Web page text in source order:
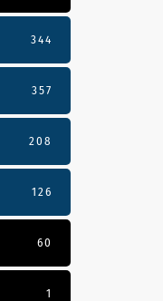
344
357
208
126
60
1